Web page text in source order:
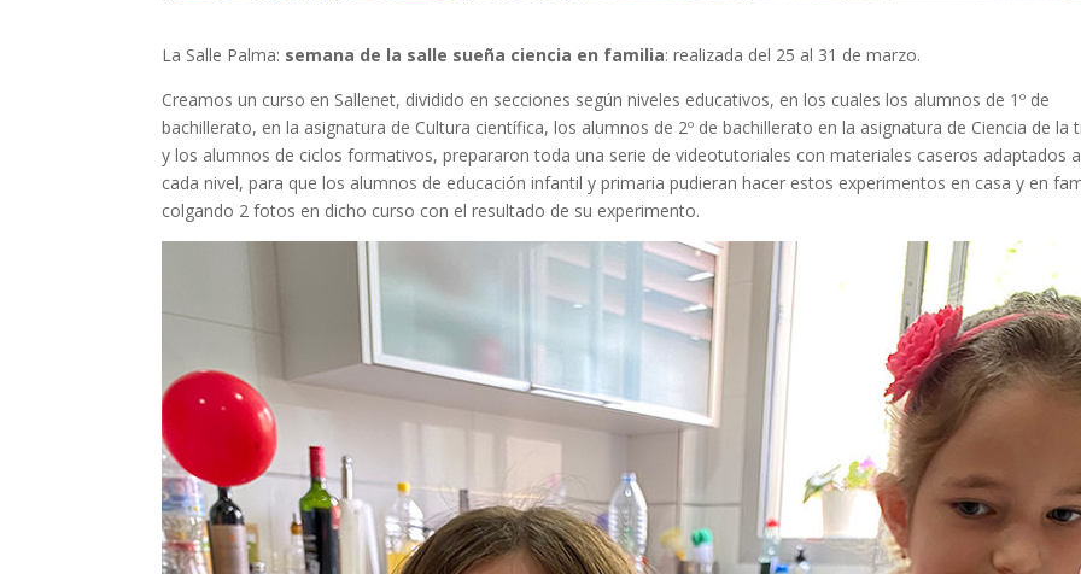
La Salle Palma: semana de la salle sueña ciencia en familia: realizada del 25 al 31 de marzo.
Creamos un curso en Sallenet, dividido en secciones según niveles educativos, en los cuales los alumnos de 1º de
bachillerato, en la asignatura de Cultura científica, los alumnos de 2º de bachillerato en la asignatura de Ciencia de la
y los alumnos de ciclos formativos, prepararon toda una serie de videotutoriales con materiales caseros adaptados a
cada nivel, para que los alumnos de educación infantil y primaria pudieran hacer estos experimentos en casa y en
colgando 2 fotos en dicho curso con el resultado de su experimento.